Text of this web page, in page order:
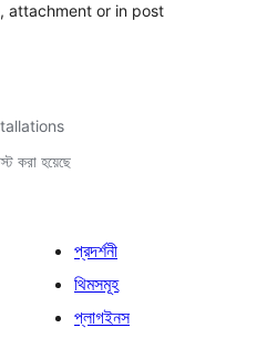
attachment or in post
করা হয়েছে
প্রদর্শনী
থিমসমূহ
প্লাগইনস